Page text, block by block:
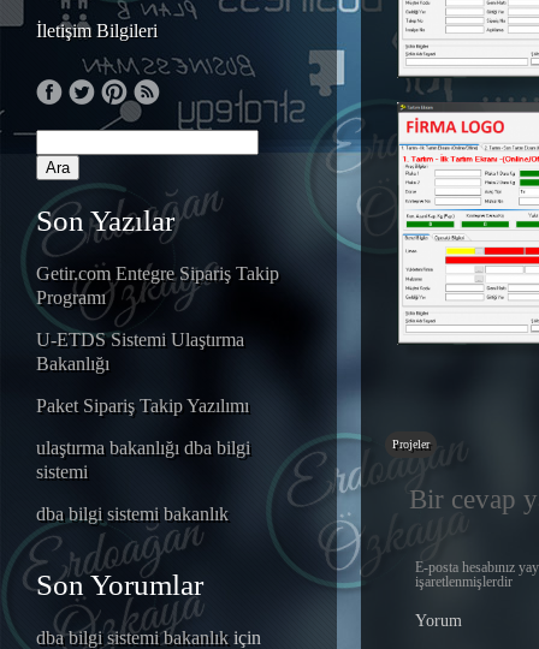
İletişim Bilgileri
Son Yazılar
Getir.com Entegre Sipariş Takip
Programı
U-ETDS Sistemi Ulaştırma
Bakanlığı
Paket Sipariş Takip Yazılımı
ulaştırma bakanlığı dba bilgi
sistemi
dba bilgi sistemi bakanlık
Son Yorumlar
dba bilgi sistemi bakanlıkiçin
Projeler
Bir cevap
E-posta hesabınız
işaretlenmişlerdir
Yorum